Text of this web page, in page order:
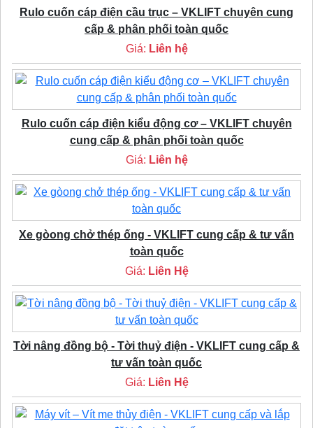
Rulo cuốn cáp điện cầu trục – VKLIFT chuyên cung
cấp & phân phối toàn quốc
Giá: Liên hệ
Rulo cuốn cáp điện kiểu động cơ – VKLIFT chuyên
cung cấp & phân phối toàn quốc
Giá: Liên hệ
Xe gòong chở thép ống - VKLIFT cung cấp & tư vấn
toàn quốc
Giá: Liên Hệ
Tời nâng đồng bộ - Tời thuỷ điện - VKLIFT cung cấp &
tư vấn toàn quốc
Giá: Liên Hệ